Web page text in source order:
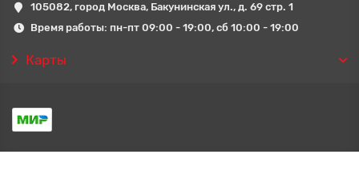
105082, город Москва, Бакунинская ул., д. 69 стр. 1
Время работы: пн-пт 09:00 - 19:00, сб 10:00 - 19:00
Карты